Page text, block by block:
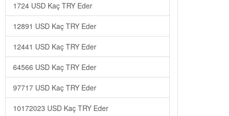
1724 USD Kaç TRY Eder
12891 USD Kaç TRY Eder
12441 USD Kaç TRY Eder
64566 USD Kaç TRY Eder
97717 USD Kaç TRY Eder
10172023 USD Kaç TRY Eder